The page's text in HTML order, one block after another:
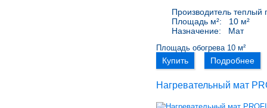
Производитель теплый
Площадь м²:
10 м²
Назначение:
Мат
Площадь обогрева 10 м²
Купить Подробнее
Нагревательный мат